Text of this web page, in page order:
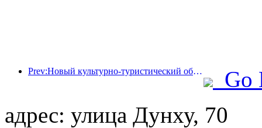
Prev:Новый культурно-туристический объект в центре Пекина, парк «Пиннакл», официально откроется в этом году.
Go
адрес: улица Дунху, 70